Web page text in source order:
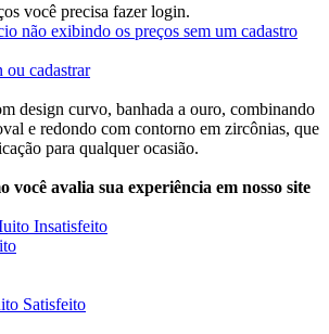
você precisa fazer login.
não exibindo os preços sem um cadastro
ou cadastrar
design curvo, banhada a ouro, combinando
e redondo com contorno em zircônias, que
para qualquer ocasião.
você avalia sua experiência em nosso site
Insatisfeito
Satisfeito